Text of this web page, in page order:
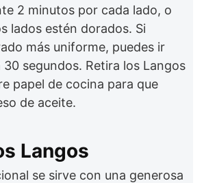
2 minutos por cada lado, o
lados estén dorados. Si
más uniforme, puedes ir
segundos. Retira los Langos
papel de cocina para que
de aceite.
Langos
se sirve con una generosa